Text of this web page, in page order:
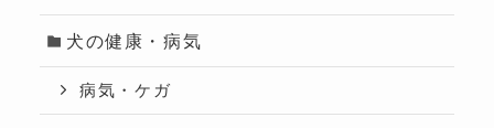
犬の健康・病気
病気・ケガ